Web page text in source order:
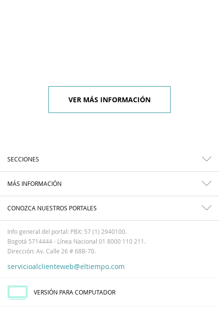
VER MÁS INFORMACIÓN
SECCIONES
MÁS INFORMACIÓN
CONOZCA NUESTROS PORTALES
Info general del portal: PBX: 57 (1) 2940100.
Bogotá 5714444 - Línea Nacional 01 8000 110 211.
Dirección: Av. Calle 26 # 68B-70.
servicioalclienteweb@eltiempo.com
VERSIÓN PARA COMPUTADOR